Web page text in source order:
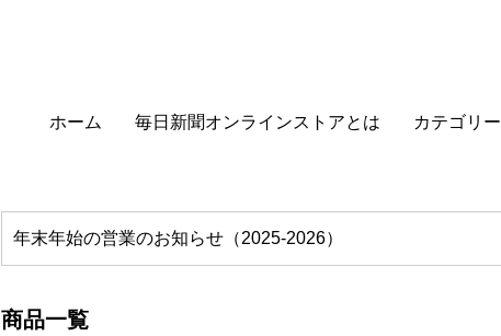
ホーム 毎日新聞オンラインストアとは カテゴリー
年末年始の営業のお知らせ（2025-2026）
商品一覧